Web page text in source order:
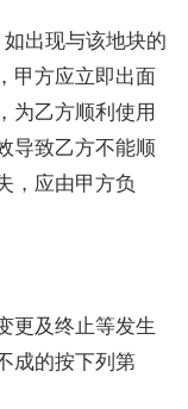
出现与该地块的
甲方应立即出面
为乙方顺利使用
导致乙方不能顺
，应由甲方负
更及终止等发生
成的按下列第